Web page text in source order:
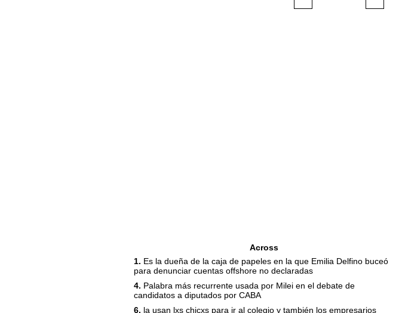
Across
1. Es la dueña de la caja de papeles en la que Emilia Delfino buceó
para denunciar cuentas offshore no declaradas
4. Palabra más recurrente usada por Milei en el debate de
candidatos a diputados por CABA
6. la usan lxs chicxs para ir al colegio y también los empresarios